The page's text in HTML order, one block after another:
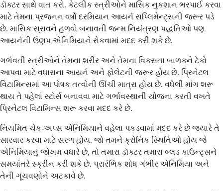
ડૉક્ટર સાથે વાત કરો. કેટલીક સ્ત્રીઓને માસિક નુકશાન ભરપાઈ કરવા
માટે તેમના પ્રજનન વર્ષો દરમિયાન આયર્ન સપ્લિમેન્ટ્સની જરૂર પડે
છે. માસિક સ્રાવને હળવો બનાવતી જન્મ નિયંત્રણ પદ્ધતિઓ પણ
આયર્નની ઉણપ એનિમિયાને રોકવામાં મદદ કરી શકે છે.
ગર્ભવતી સ્ત્રીઓને તેમના શરીર અને તેમના વિકસતા બાળકને ટેકો
આપવા માટે વધારાના આયર્ન અને ફોલેટની જરૂર હોય છે. પ્રિનેટલ
વિટામિન્સમાં આ પોષક તત્વોની ઊંચી માત્રા હોય છે. વધેલી માંગ શરૂ
થાય તે પહેલાં સ્ટોર્સ બનાવવા માટે ગર્ભાવસ્થાની યોજના કરતી વખતે
પ્રિનેટલ વિટામિન્સ શરૂ કરવા મદદ કરે છે.
નિયમિત ચેક-અપ્સ એનિમિયાને વહેલા પકડવામાં મદદ કરે છે જ્યારે તે
સારવાર કરવા માટે સરળ હોય. જો તમને ક્રોનિક સ્થિતિઓ હોય જે
એનિમિયાનું જોખમ વધારે છે, તો તમારા ડૉક્ટર તમારા બ્લડ કાઉન્ટ્સને
સમયાંતરે સ્ક્રીન કરી શકે છે. પ્રારંભિક શોધ ગંભીર એનિમિયા અને
તેની ગૂંચવણોને અટકાવે છે.